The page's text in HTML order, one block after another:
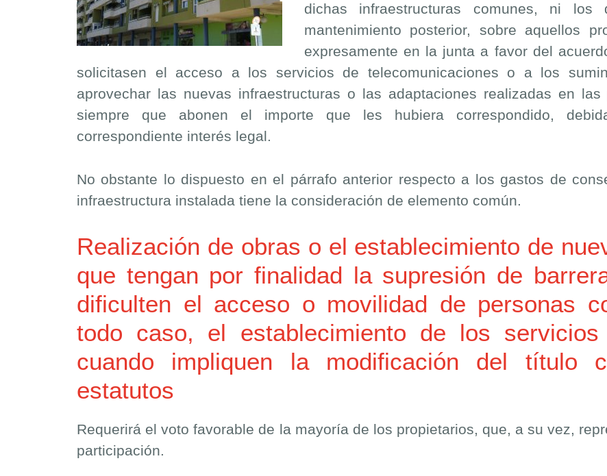
dichas infraestructuras comunes, ni
mantenimiento posterior, sobre aquellos
expresamente en la junta a favor del
solicitasen el acceso a los servicios de telecomunicaciones o a los
aprovechar las nuevas infraestructuras o las adaptaciones realizadas en las
siempre que abonen el importe que les hubiera correspondido,
correspondiente interés legal.
No obstante lo dispuesto en el párrafo anterior respecto a los gastos de
infraestructura instalada tiene la consideración de elemento común.
Realización de obras o el establecimiento de
que tengan por finalidad la supresión de
dificulten el acceso o movilidad de personas
todo caso, el establecimiento de los
cuando impliquen la modificación del título
estatutos
Requerirá el voto favorable de la mayoría de los propietarios, que, a su vez,
participación.